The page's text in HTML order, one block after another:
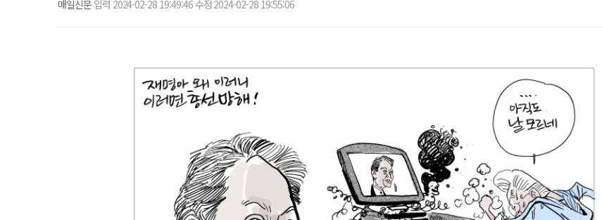
매일신문 입력 2024-02-28 19:49:46 수정 2024-02-28 19:55:06